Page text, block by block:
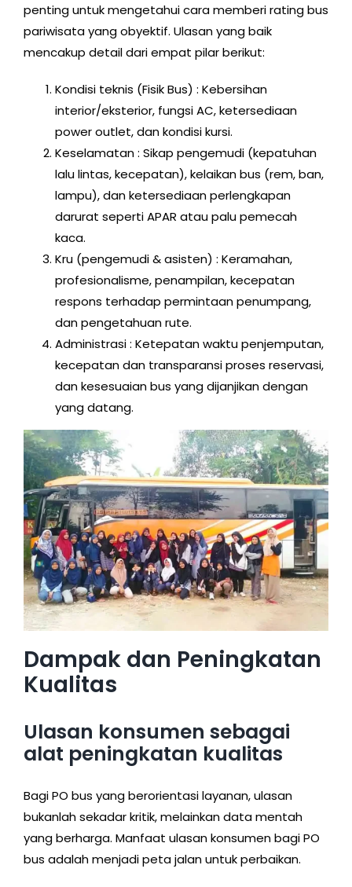
penting untuk mengetahui cara memberi rating bus
pariwisata yang obyektif. Ulasan yang baik
mencakup detail dari empat pilar berikut:
Kondisi teknis (Fisik Bus) : Kebersihan
interior/eksterior, fungsi AC, ketersediaan
power outlet, dan kondisi kursi.
Keselamatan : Sikap pengemudi (kepatuhan
lalu lintas, kecepatan), kelaikan bus (rem, ban,
lampu), dan ketersediaan perlengkapan
darurat seperti APAR atau palu pemecah
kaca.
Kru (pengemudi & asisten) : Keramahan,
profesionalisme, penampilan, kecepatan
respons terhadap permintaan penumpang,
dan pengetahuan rute.
Administrasi : Ketepatan waktu penjemputan,
kecepatan dan transparansi proses reservasi,
dan kesesuaian bus yang dijanjikan dengan
yang datang.
Dampak dan Peningkatan
Kualitas
Ulasan konsumen sebagai
alat peningkatan kualitas
Bagi PO bus yang berorientasi layanan, ulasan
bukanlah sekadar kritik, melainkan data mentah
yang berharga. Manfaat ulasan konsumen bagi PO
bus adalah menjadi peta jalan untuk perbaikan.